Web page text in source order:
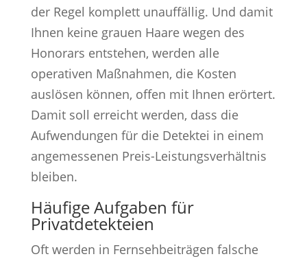
der Regel komplett unauffällig. Und damit
Ihnen keine grauen Haare wegen des
Honorars entstehen, werden alle
operativen Maßnahmen, die Kosten
auslösen können, offen mit Ihnen erörtert.
Damit soll erreicht werden, dass die
Aufwendungen für die Detektei in einem
angemessenen Preis-Leistungsverhältnis
bleiben.
Häufige Aufgaben für
Privatdetekteien
Oft werden in Fernsehbeiträgen falsche